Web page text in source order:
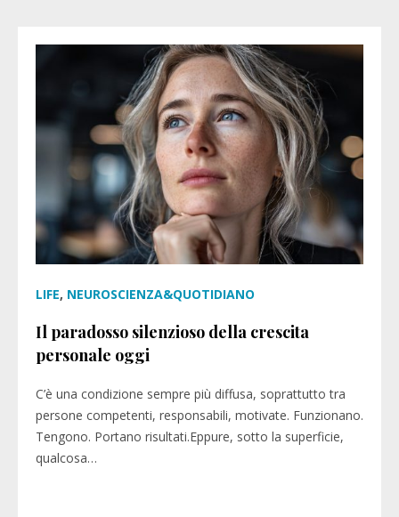
LIFE, NEUROSCIENZA&QUOTIDIANO
Il paradosso silenzioso della crescita
personale oggi
C’è una condizione sempre più diffusa, soprattutto tra
persone competenti, responsabili, motivate. Funzionano.
Tengono. Portano risultati.Eppure, sotto la superficie,
qualcosa…